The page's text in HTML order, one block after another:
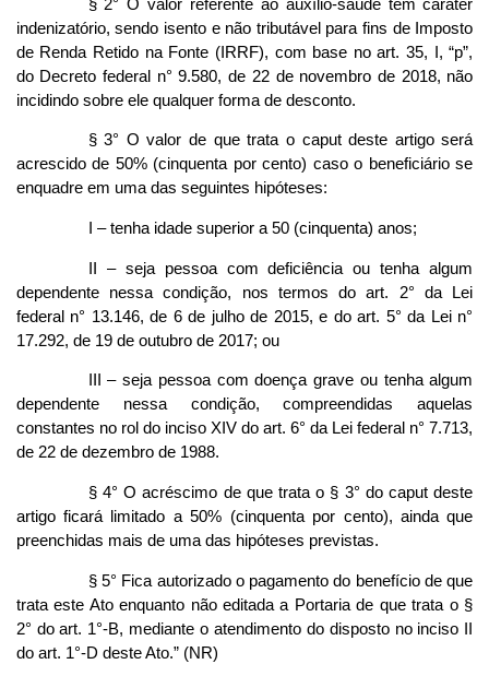
§ 2° O valor referente ao auxílio-saúde tem caráter
indenizatório, sendo isento e não tributável para fins de Imposto
de Renda Retido na Fonte (IRRF), com base no art. 35, I, “p”,
do Decreto federal n° 9.580, de 22 de novembro de 2018, não
incidindo sobre ele qualquer forma de desconto.
§ 3° O valor de que trata o caput deste artigo será
acrescido de 50% (cinquenta por cento) caso o beneficiário se
enquadre em uma das seguintes hipóteses:
I – tenha idade superior a 50 (cinquenta) anos;
II – seja pessoa com deficiência ou tenha algum
dependente nessa condição, nos termos do art. 2° da Lei
federal n° 13.146, de 6 de julho de 2015, e do art. 5° da Lei n°
17.292, de 19 de outubro de 2017; ou
III – seja pessoa com doença grave ou tenha algum
dependente nessa condição, compreendidas aquelas
constantes no rol do inciso XIV do art. 6° da Lei federal n° 7.713,
de 22 de dezembro de 1988.
§ 4° O acréscimo de que trata o § 3° do caput deste
artigo ficará limitado a 50% (cinquenta por cento), ainda que
preenchidas mais de uma das hipóteses previstas.
§ 5° Fica autorizado o pagamento do benefício de que
trata este Ato enquanto não editada a Portaria de que trata o §
2° do art. 1°-B, mediante o atendimento do disposto no inciso II
do art. 1°-D deste Ato.” (NR)